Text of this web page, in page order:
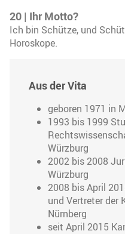
20 | Ihr Motto?
Ich bin Schütze, und
Horoskope.
Aus der Vita
geboren 1971 in
1993 bis 1999
Würzburg
2002 bis 2008
Würzburg
2008 bis April
und Vertreter der
Nürnberg
seit April 2015